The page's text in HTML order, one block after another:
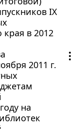
IX
в 2012
2011 г.
на